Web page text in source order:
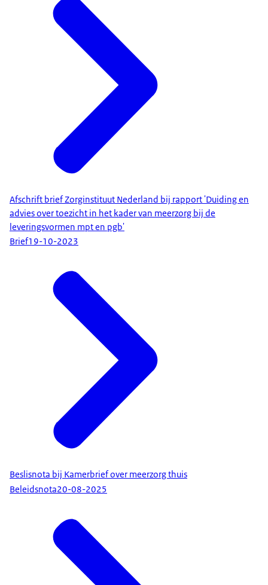
Afschrift brief Zorginstituut Nederland bij rapport 'Duiding en
advies over toezicht in het kader van meerzorg bij de
leveringsvormen mpt en pgb'
Brief19-10-2023
Beslisnota bij Kamerbrief over meerzorg thuis
Beleidsnota20-08-2025